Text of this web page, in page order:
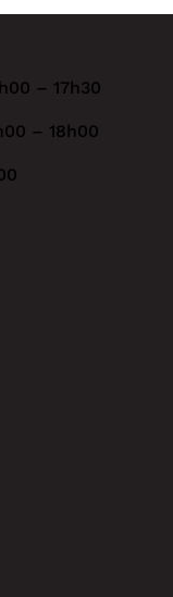
– 17h30
– 18h00